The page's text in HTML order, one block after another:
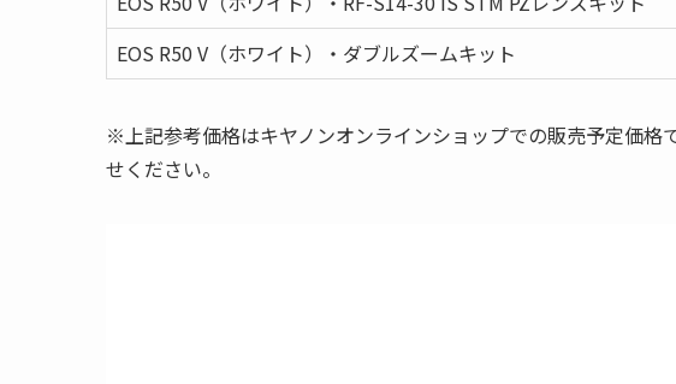
EOS R50 V（ホワイト）・ダブルズームキット
※上記参考価格はキヤノンオンラインショップでの販売予定価格
せください。